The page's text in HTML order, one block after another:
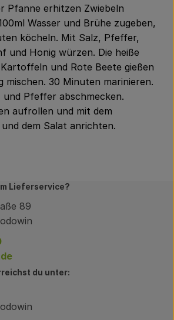
Pfanne erhitzen Zwiebeln
Wasser und Brühe zugeben,
köcheln. Mit Salz, Pfeffer,
und Honig würzen. Die heiße
und Rote Beete gießen
mischen. 30 Minuten marinieren.
und Pfeffer abschmecken.
aufrollen und mit dem
dem Salat anrichten.
Lieferservice?
89
du unter: